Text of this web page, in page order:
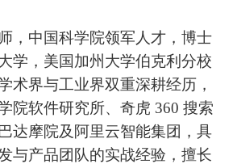
，中国科学院领军人才，博士
学，美国加州大学伯克利分校
术界与工业界双重深耕经历，
院软件研究所、奇虎 360 搜索
达摩院及阿里云智能集团，具
与产品团队的实战经验，擅长